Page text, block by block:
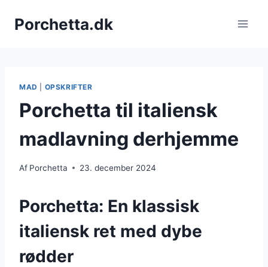
Porchetta.dk
MAD OPSKRIFTER
Porchetta til italiensk
madlavning derhjemme
Af Porchetta 23. december 2024
Porchetta: En klassisk
italiensk ret med dybe
rødder